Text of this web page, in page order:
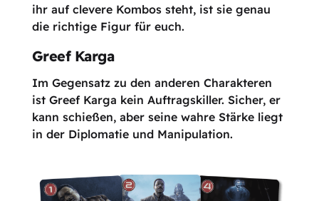
ihr auf clevere Kombos steht, ist sie genau
die richtige Figur für euch.
Greef Karga
Im Gegensatz zu den anderen Charakteren
ist Greef Karga kein Auftragskiller. Sicher, er
kann schießen, aber seine wahre Stärke liegt
in der Diplomatie und Manipulation.